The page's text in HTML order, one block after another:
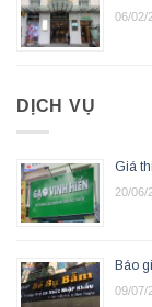
06/02/
DỊCH VỤ
Giá
20/06/
Báo
09/07/